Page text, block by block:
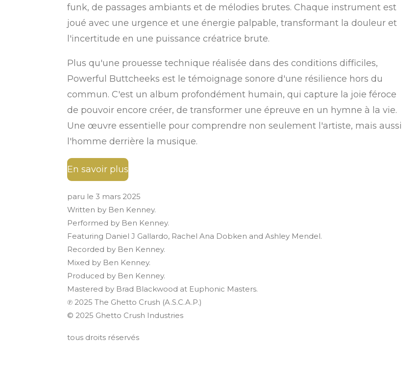
funk, de passages ambiants et de mélodies brutes. Chaque instrument est
joué avec une urgence et une énergie palpable, transformant la douleur et
l'incertitude en une puissance créatrice brute.
Plus qu'une prouesse technique réalisée dans des conditions difficiles,
Powerful Buttcheeks est le témoignage sonore d'une résilience hors du
commun. C'est un album profondément humain, qui capture la joie féroce
de pouvoir encore créer, de transformer une épreuve en un hymne à la vie.
Une œuvre essentielle pour comprendre non seulement l'artiste, mais aussi
l'homme derrière la musique.
En savoir plus
paru le 3 mars 2025
Written by Ben Kenney.
Performed by Ben Kenney.
Featuring Daniel J Gallardo, Rachel Ana Dobken and Ashley Mendel.
Recorded by Ben Kenney.
Mixed by Ben Kenney.
Produced by Ben Kenney.
Mastered by Brad Blackwood at Euphonic Masters.
℗ 2025 The Ghetto Crush (A.S.C.A.P.)
© 2025 Ghetto Crush Industries
tous droits réservés